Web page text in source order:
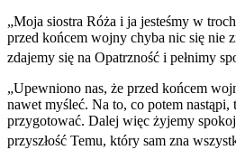
„Moja siostra Róża i ja jesteśmy w
przed końcem wojny chyba nic się nie
zdajemy się na Opatrzność i pełnimy
„Upewniono nas, że przed końcem
nawet myśleć. Na to, co potem nastąpi,
przygotować. Dalej więc żyjemy
przyszłość Temu, który sam zna